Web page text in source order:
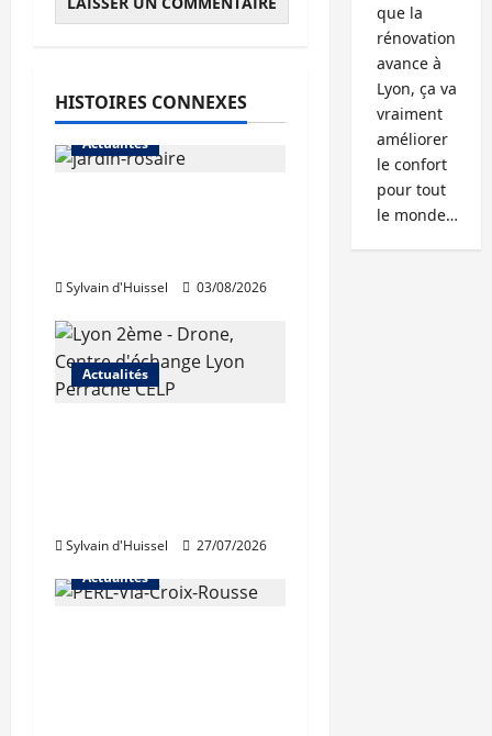
HISTOIRES CONNEXES
Actualités
Sylvain d'Huissel 03/08/2026
Actualités
Sylvain d'Huissel
27/07/2026
Actualités
que la
rénovation
avance à
Lyon, ça va
vraiment
améliorer
le confort
pour tout
le monde…